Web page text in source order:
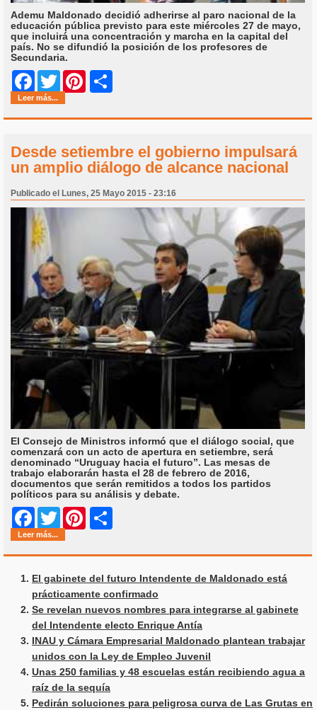
Ademu Maldonado decidió adherirse al paro nacional de la
educación pública previsto para este miércoles 27 de mayo,
que incluirá una concentración y marcha en la capital del
país. No se difundió la posición de los profesores de
Secundaria.
Facebook
Twitter Pinterest
Leer más...
Desde setiembre el gobierno impulsará
un amplio diálogo de alcance nacional
Publicado el Lunes, 25 Mayo 2015 - 23:16
El Consejo de Ministros informó que el diálogo social, que
comenzará con un acto de apertura en setiembre, será
denominado “Uruguay hacia el futuro”. Las mesas de
trabajo elaborarán hasta el 28 de febrero de 2016,
documentos que serán remitidos a todos los partidos
políticos para su análisis y debate.
Facebook
Twitter Pinterest
Leer más...
El gabinete del futuro Intendente de Maldonado está
prácticamente confirmado
Se revelan nuevos nombres para integrarse al gabinete
del Intendente electo Enrique Antía
INAU y Cámara Empresarial Maldonado plantean trabajar
unidos con la Ley de Empleo Juvenil
Unas 250 familias y 48 escuelas están recibiendo agua a
raíz de la sequía
Pedirán soluciones para peligrosa curva de Las Grutas en